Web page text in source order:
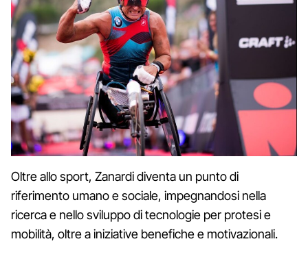
Oltre allo sport, Zanardi diventa un punto di
riferimento umano e sociale, impegnandosi nella
ricerca e nello sviluppo di tecnologie per protesi e
mobilità, oltre a iniziative benefiche e motivazionali.